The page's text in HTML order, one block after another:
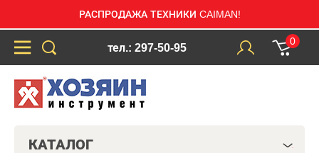
РАСПРОДАЖА ТЕХНИКИ CAIMAN!
тел.: 297-50-95
0
КАТАЛОГ